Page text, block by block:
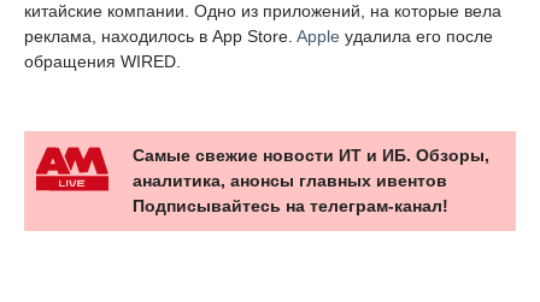
китайские компании. Одно из приложений, на которые вела
реклама, находилось в App Store. Apple удалила его после
обращения WIRED.
Самые свежие новости ИТ и ИБ. Обзоры,
аналитика, анонсы главных ивентов
Подписывайтесь на телеграм-канал!